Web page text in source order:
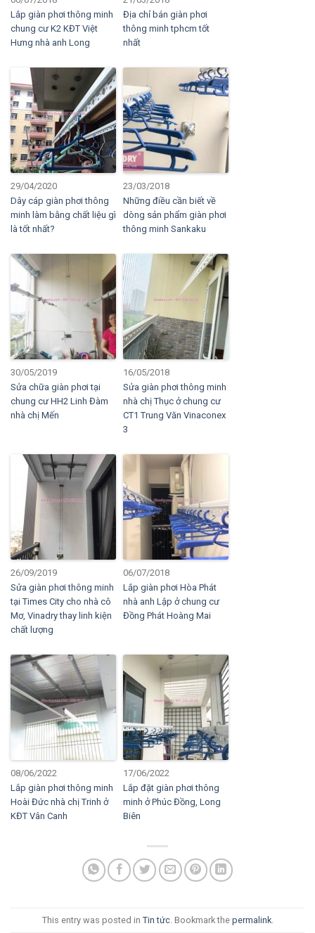
Lắp giàn phơi thông minh
chung cư K2 KĐT Việt
Hưng nhà anh Long
Địa chỉ bán giàn phơi
thông minh tphcm tốt
nhất
29/04/2020
Dây cáp giàn phơi thông
minh làm bằng chất liệu gì
là tốt nhất?
23/03/2018
Những điều cần biết về
dòng sản phẩm giàn phơi
thông minh Sankaku
30/05/2019
Sửa chữa giàn phơi tại
chung cư HH2 Linh Đàm
nhà chị Mến
16/05/2018
Sửa giàn phơi thông minh
nhà chị Thục ở chung cư
CT1 Trung Văn Vinaconex
3
26/09/2019
Sửa giàn phơi thông minh
tại Times City cho nhà cô
Mơ, Vinadry thay linh kiện
chất lượng
06/07/2018
Lắp giàn phơi Hòa Phát
nhà anh Lập ở chung cư
Đồng Phát Hoàng Mai
08/06/2022
Lắp giàn phơi thông minh
Hoài Đức nhà chị Trinh ở
KĐT Vân Canh
17/06/2022
Lắp đặt giàn phơi thông
minh ở Phúc Đồng, Long
Biên
This entry was posted in Tin tức. Bookmark the permalink.